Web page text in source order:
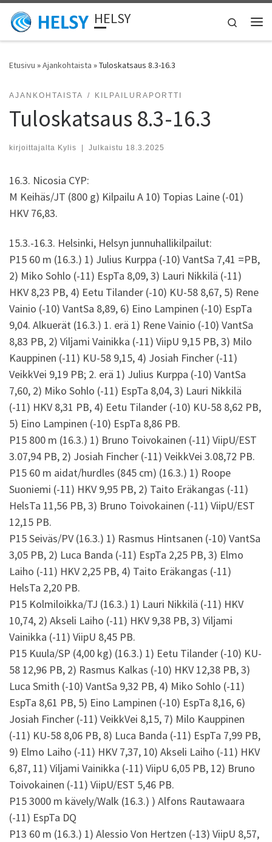
Skip to content HELSY
Search
Etusivu »Ajankohtaista »Tuloskatsaus 8.3-16.3
AJANKOHTAISTA KILPAILURAPORTTI
Tuloskatsaus 8.3-16.3
kirjoittajalta Kylis | Julkaistu 18.3.2025
16.3. Nicosia CYP:
M Keihäs/JT (800 g) Kilpailu A 10) Topias Laine (-01)
HKV 76,83.
15.3.-16.3. Helsinki, Helsyn junnuhallikilpailut:
P15 60 m (16.3.) 1) Julius Kurppa (-10) VantSa 7,41 =PB,
2) Miko Sohlo (-11) EspTa 8,09, 3) Lauri Nikkilä (-11)
HKV 8,23 PB, 4) Eetu Tilander (-10) KU-58 8,67, 5) Rene
Vainio (-10) VantSa 8,89, 6) Eino Lampinen (-10) EspTa
9,04. Alkuerät (16.3.) 1. erä 1) Rene Vainio (-10) VantSa
8,83 PB, 2) Viljami Vainikka (-11) ViipU 9,15 PB, 3) Milo
Kauppinen (-11) KU-58 9,15, 4) Josiah Fincher (-11)
VeikkVei 9,19 PB; 2. erä 1) Julius Kurppa (-10) VantSa
7,60, 2) Miko Sohlo (-11) EspTa 8,04, 3) Lauri Nikkilä
(-11) HKV 8,31 PB, 4) Eetu Tilander (-10) KU-58 8,62 PB,
5) Eino Lampinen (-10) EspTa 8,86 PB.
P15 800 m (16.3.) 1) Bruno Toivokainen (-11) ViipU/EST
3.07,94 PB, 2) Josiah Fincher (-11) VeikkVei 3.08,72 PB.
P15 60 m aidat/hurdles (845 cm) (16.3.) 1) Roope
Suoniemi (-11) HKV 9,95 PB, 2) Taito Eräkangas (-11)
HelsTa 11,56 PB, 3) Bruno Toivokainen (-11) ViipU/EST
12,15 PB.
P15 Seiväs/PV (16.3.) 1) Rasmus Hintsanen (-10) VantSa
3,05 PB, 2) Luca Banda (-11) EspTa 2,25 PB, 3) Elmo
Laiho (-11) HKV 2,25 PB, 4) Taito Eräkangas (-11)
HelsTa 2,20 PB.
P15 Kolmiloikka/TJ (16.3.) 1) Lauri Nikkilä (-11) HKV
10,74, 2) Akseli Laiho (-11) HKV 9,38 PB, 3) Viljami
Vainikka (-11) ViipU 8,45 PB.
P15 Kuula/SP (4,00 kg) (16.3.) 1) Eetu Tilander (-10) KU-
58 12,96 PB, 2) Rasmus Kalkas (-10) HKV 12,38 PB, 3)
Luca Smith (-10) VantSa 9,32 PB, 4) Miko Sohlo (-11)
EspTa 8,61 PB, 5) Eino Lampinen (-10) EspTa 8,16, 6)
Josiah Fincher (-11) VeikkVei 8,15, 7) Milo Kauppinen
(-11) KU-58 8,06 PB, 8) Luca Banda (-11) EspTa 7,99 PB,
9) Elmo Laiho (-11) HKV 7,37, 10) Akseli Laiho (-11) HKV
6,87, 11) Viljami Vainikka (-11) ViipU 6,05 PB, 12) Bruno
Toivokainen (-11) ViipU/EST 5,46 PB.
P15 3000 m kävely/Walk (16.3.) ) Alfons Rautawaara
(-11) EspTa DQ
P13 60 m (16.3.) 1) Alessio Von Hertzen (-13) ViipU 8,57,